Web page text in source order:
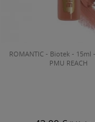
ROMANTIC - Biotek - 15ml
PMU REACH